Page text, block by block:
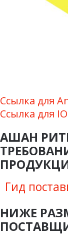
Ссылка для
Ссылка для
АШАН
Гид
НИЖЕ